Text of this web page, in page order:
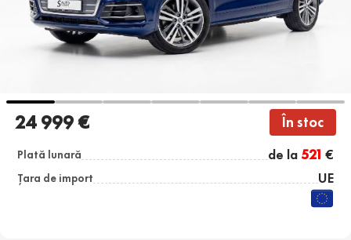
24 999 € În stoc
Plată lunară de la 521 €
Țara de import UE